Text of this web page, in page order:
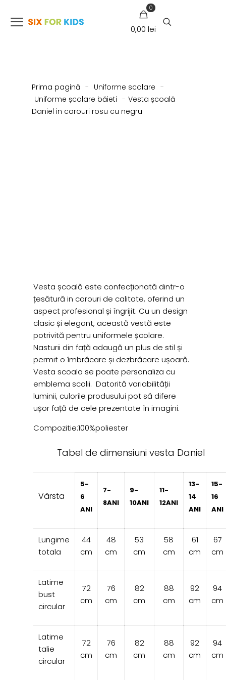
0
0,00 lei
Prima pagină - Uniforme scolare -
Uniforme școlare băieti - Vesta școală
Daniel in carouri rosu cu negru
Vesta școală este confecționată dintr-o
țesătură in carouri de calitate, oferind un
aspect profesional și îngrijit. Cu un design
clasic și elegant, această vestă este
potrivită pentru uniformele școlare.
Nasturii din față adaugă un plus de stil și
permit o îmbrăcare și dezbrăcare ușoară.
Vesta scoala se poate personaliza cu
emblema scolii. Datorită variabilității
luminii, culorile produsului pot să difere
ușor față de cele prezentate în imagini.
Compozitie:100%poliester
Tabel de dimensiunivesta Daniel
Vârsta
5-
6
ANI
7-
8ANI
9-
10ANI
11-
12ANI
13-
14
ANI
15-
16
ANI
Lungime
totala
44
cm
48
cm
53
cm
58
cm
61
cm
67
cm
Latime
bust
circular
72
cm
76
cm
82
cm
88
cm
92
cm
94
cm
Latime
talie
circular
72
cm
76
cm
82
cm
88
cm
92
cm
94
cm